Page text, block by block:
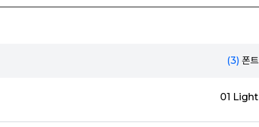
(3) 폰트
01 Light